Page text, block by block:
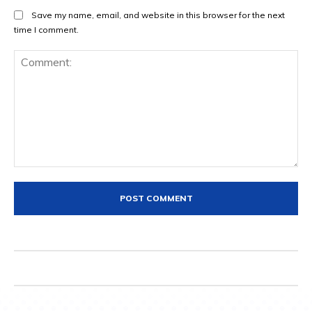
Save my name, email, and website in this browser for the next
time I comment.